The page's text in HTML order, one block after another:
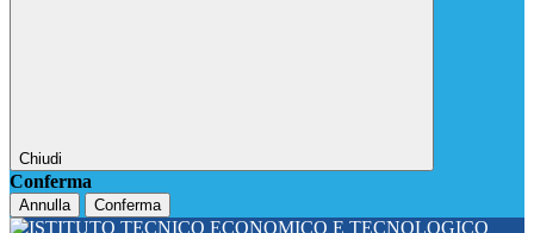
Chiudi
Conferma
Annulla Conferma